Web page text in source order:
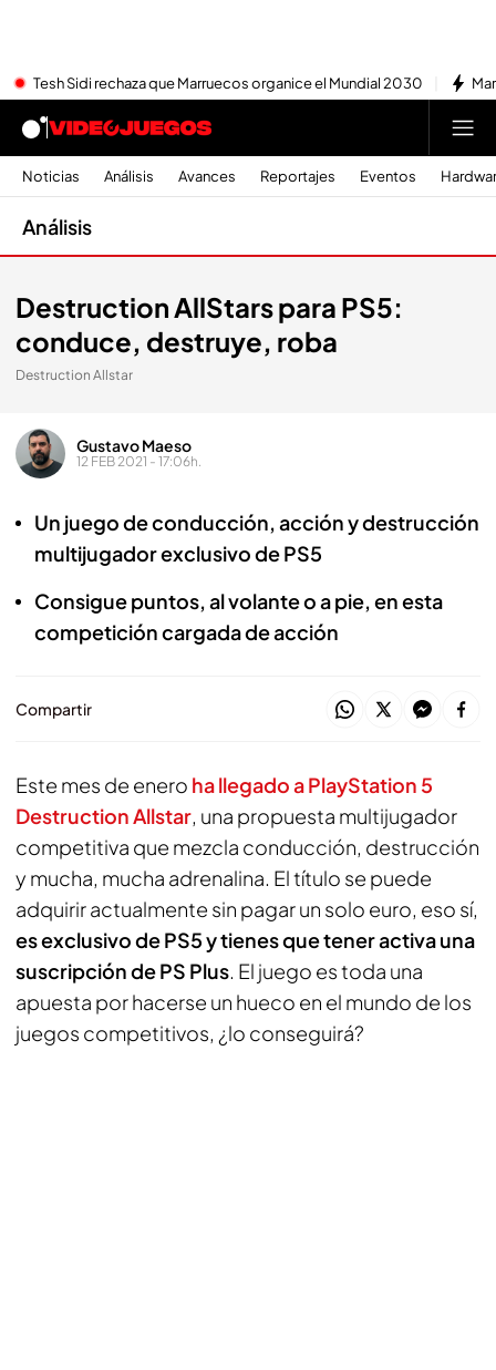
Tesh Sidi rechaza que Marruecos organice el Mundial 2030
Noticias Análisis Avances Reportajes Eventos
Análisis
Destruction AllStars para PS5:
conduce, destruye, roba
Destruction Allstar
Gustavo Maeso
12 FEB 2021 - 17:06h.
Un juego de conducción, acción y destrucción
multijugador exclusivo de PS5
Consigue puntos, al volante o a pie, en esta
competición cargada de acción
Compartir
Este mes de enero ha llegado a PlayStation 5
Destruction Allstar, una propuesta multijugador
competitiva que mezcla conducción, destrucción
y mucha, mucha adrenalina. El título se puede
adquirir actualmente sin pagar un solo euro, eso sí,
es exclusivo de PS5 y tienes que tener activa una
suscripción de PS Plus. El juego es toda una
apuesta por hacerse un hueco en el mundo de los
juegos competitivos, ¿lo conseguirá?